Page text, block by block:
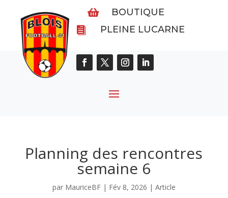
 BOUTIQUE
 PLEINE LUCARNE
Planning des rencontres
semaine 6
par MauriceBF| Fév 8, 2026 | Article